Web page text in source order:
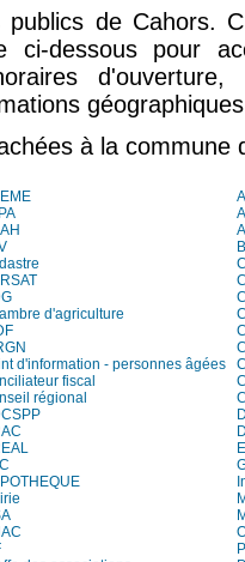
de Cahors.
ci-dessous pour
à la commune
d'agriculture
d'information - personnes âgées
fiscal
régional